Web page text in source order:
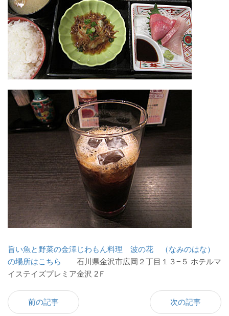
旨い魚と野菜の金澤じわもん料理 波の花 （なみのはな）
の場所はこちら
石川県金沢市広岡２丁目１３−５ ホテルマ
イステイズプレミア金沢 2Ｆ
前の記事 次の記事